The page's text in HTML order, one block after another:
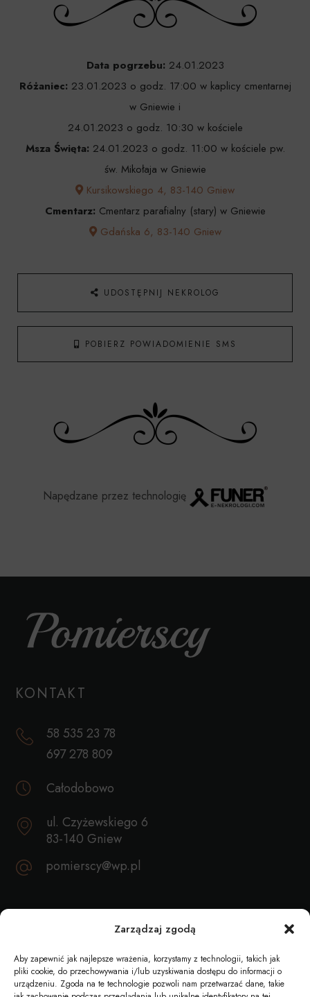
Zarządzaj zgodą
Aby zapewnić jak najlepsze wrażenia, korzystamy z technologii, takich jak
pliki cookie, do przechowywania i/lub uzyskiwania dostępu do informacji o
urządzeniu. Zgoda na te technologie pozwoli nam przetwarzać dane, takie
Data pogrzebu: 24.01.2023
Różaniec: 23.01.2023 o godz. 17:00 w kaplicy cmentarnej
w Gniewie i
24.01.2023 o godz. 10:30 w kościele
Msza Święta: 24.01.2023 o godz. 11:00 w kościele pw.
św. Mikołaja w Gniewie
Kursikowskiego 4, 83-140 Gniew
Cmentarz: Cmentarz parafialny (stary) w Gniewie
Gdańska 6, 83-140 Gniew
UDOSTĘPNIJ NEKROLOG
POBIERZ POWIADOMIENIE SMS
Napędzane przez technologię
KONTAKT
58 535 23 78
697 278 809
Całodobowo
ul. Czyżewskiego 6
83-140 Gniew
pomierscy@wp.pl
REKOMENDACJE